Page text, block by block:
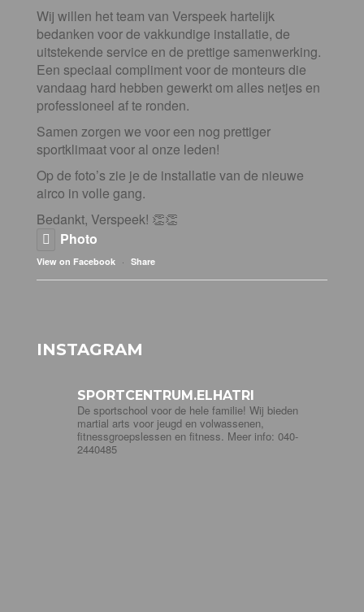
Wij willen het team van Verspeek hartelijk
bedanken voor de vakkundige installatie, de
uitstekende service en de prettige samenwerking.
Een speciaal compliment voor de monteurs die
vandaag hard hebben gewerkt om alles netjes en
professioneel af te ronden.
Samen zorgen we voor een nog prettiger
sportklimaat voor al onze leden!
Op de foto’s zie je de installatie van de nieuwe
airco in volle gang.
Bedankt, Verspeek! 👏👏
Photo
View on Facebook · Share
INSTAGRAM
SPORTCENTRUM.ELHATRI
De sportschool voor de hele familie! Wij bieden
martial arts voor jeugd en volwassenen,
fitnessgroepslessen en fitness. Meer info: 040-
2440485